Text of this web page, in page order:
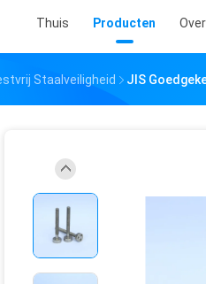
Thuis Producten
Staalveiligheid JIS